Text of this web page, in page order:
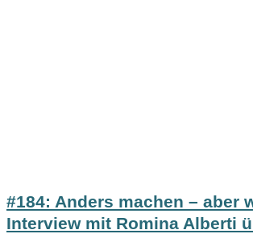
#184: Anders machen – aber
Interview mit Romina Alberti